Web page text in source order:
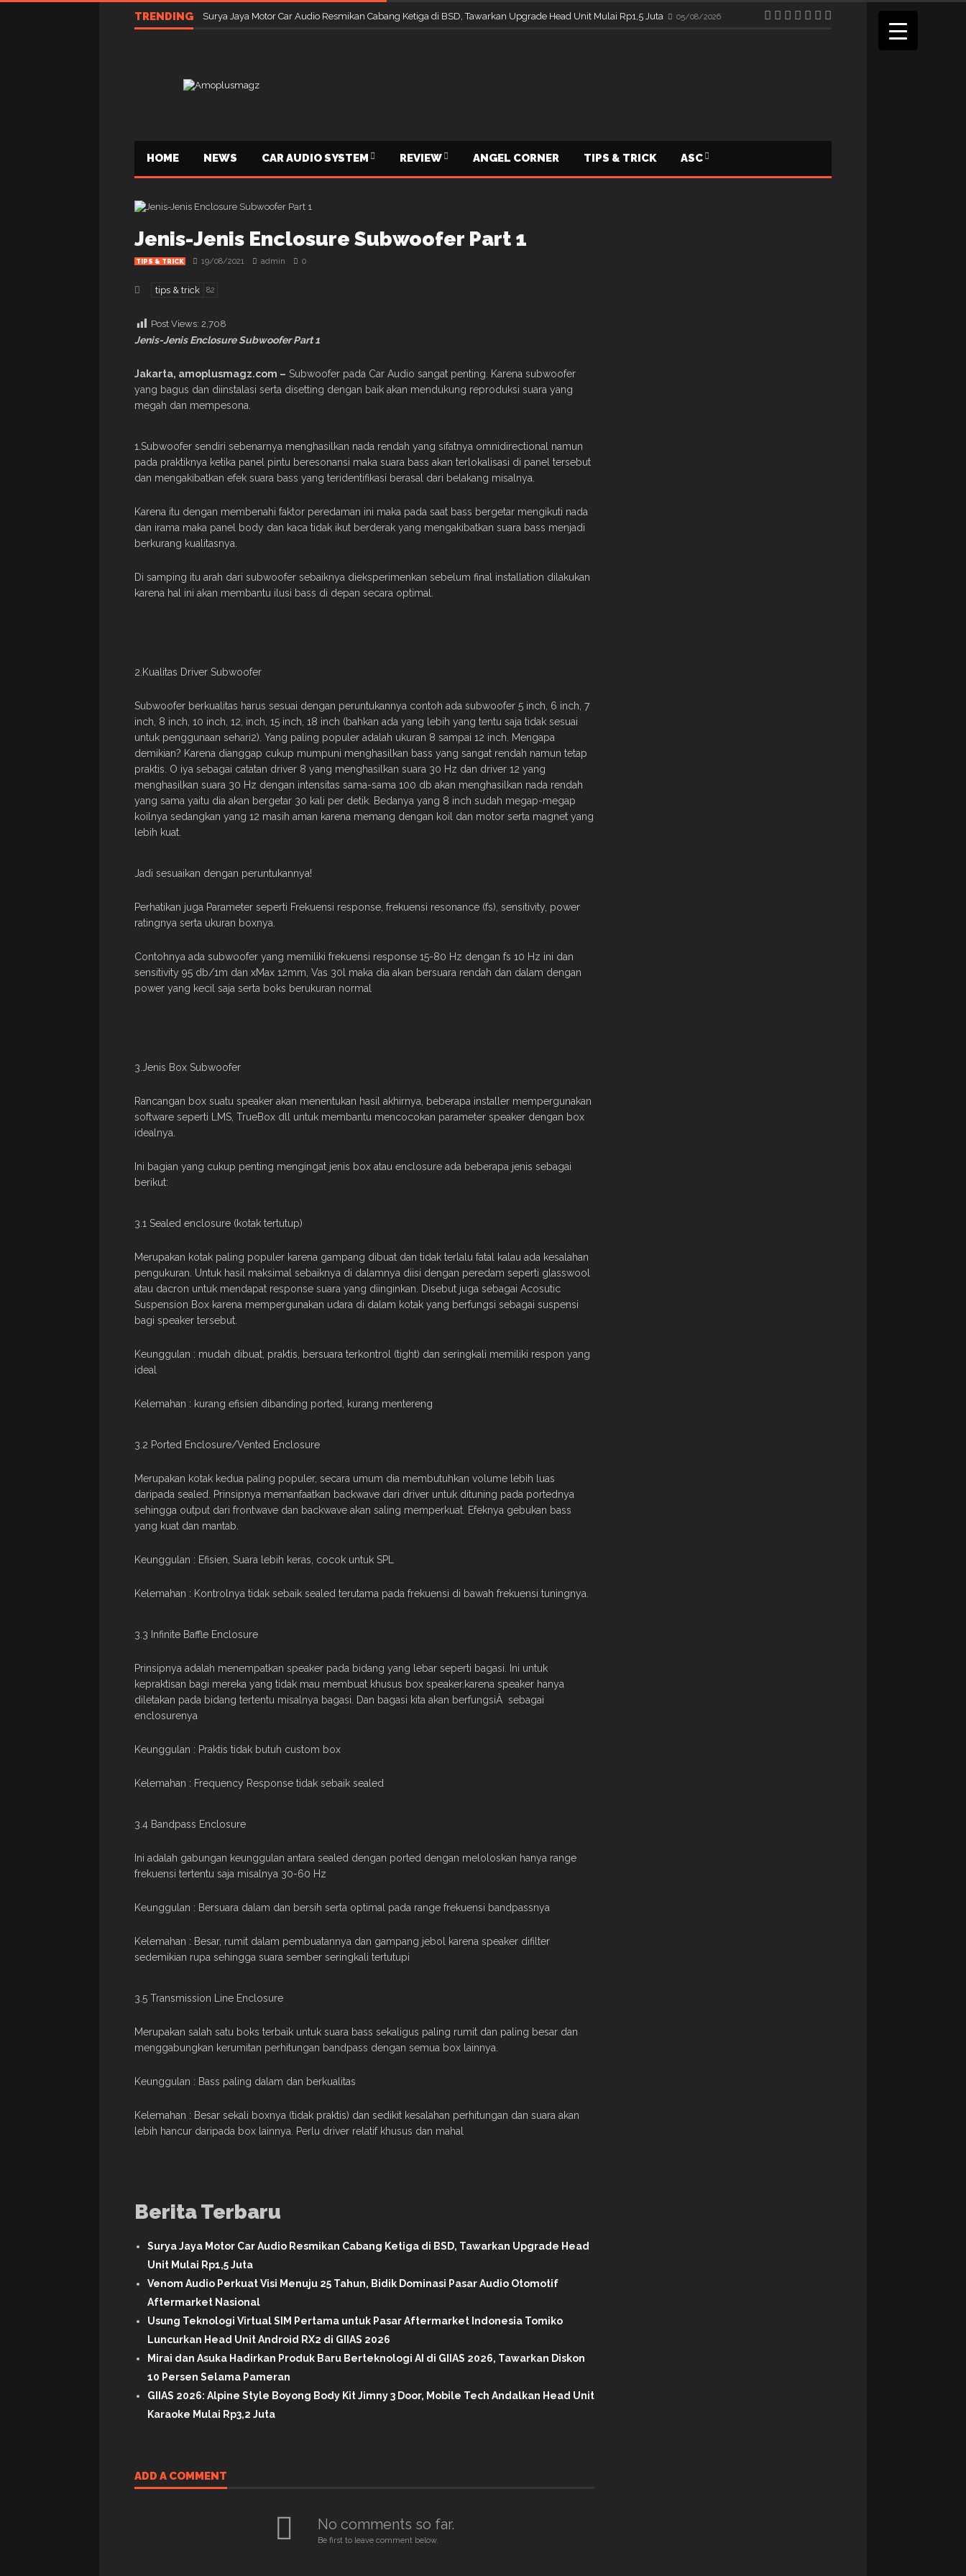
TRENDING Surya Jaya Motor Car Audio Resmikan Cabang Ketiga di BSD, Tawarkan Upgrade Head Unit Mulai Rp1,5 Juta 05/08/2026
HOME NEWS CAR AUDIO SYSTEM REVIEW ANGEL CORNER TIPS & TRICK ASC
Jenis-Jenis Enclosure Subwoofer Part 1
TIPS & TRICK 19/08/2021 admin 0
tips & trick 82
Post Views: 2,708
Jenis-Jenis Enclosure Subwoofer Part 1
Jakarta, amoplusmagz.com – Subwoofer pada Car Audio sangat penting. Karena subwoofer
yang bagus dan diinstalasi serta disetting dengan baik akan mendukung reproduksi suara yang
megah dan mempesona.
1.Subwoofer sendiri sebenarnya menghasilkan nada rendah yang sifatnya omnidirectional namun
pada praktiknya ketika panel pintu beresonansi maka suara bass akan terlokalisasi di panel tersebut
dan mengakibatkan efek suara bass yang teridentifikasi berasal dari belakang misalnya.
Karena itu dengan membenahi faktor peredaman ini maka pada saat bass bergetar mengikuti nada
dan irama maka panel body dan kaca tidak ikut berderak yang mengakibatkan suara bass menjadi
berkurang kualitasnya.
Di samping itu arah dari subwoofer sebaiknya dieksperimenkan sebelum final installation dilakukan
karena hal ini akan membantu ilusi bass di depan secara optimal.
2.Kualitas Driver Subwoofer
Subwoofer berkualitas harus sesuai dengan peruntukannya contoh ada subwoofer 5 inch, 6 inch, 7
inch, 8 inch, 10 inch, 12, inch, 15 inch, 18 inch (bahkan ada yang lebih yang tentu saja tidak sesuai
untuk penggunaan sehari2). Yang paling populer adalah ukuran 8 sampai 12 inch. Mengapa
demikian? Karena dianggap cukup mumpuni menghasilkan bass yang sangat rendah namun tetap
praktis. O iya sebagai catatan driver 8 yang menghasilkan suara 30 Hz dan driver 12 yang
menghasilkan suara 30 Hz dengan intensitas sama-sama 100 db akan menghasilkan nada rendah
yang sama yaitu dia akan bergetar 30 kali per detik. Bedanya yang 8 inch sudah megap-megap
koilnya sedangkan yang 12 masih aman karena memang dengan koil dan motor serta magnet yang
lebih kuat.
Jadi sesuaikan dengan peruntukannya!
Perhatikan juga Parameter seperti Frekuensi response, frekuensi resonance (fs), sensitivity, power
ratingnya serta ukuran boxnya.
Contohnya ada subwoofer yang memiliki frekuensi response 15-80 Hz dengan fs 10 Hz ini dan
sensitivity 95 db/1m dan xMax 12mm, Vas 30l maka dia akan bersuara rendah dan dalam dengan
power yang kecil saja serta boks berukuran normal
3.Jenis Box Subwoofer
Rancangan box suatu speaker akan menentukan hasil akhirnya, beberapa installer mempergunakan
software seperti LMS, TrueBox dll untuk membantu mencocokan parameter speaker dengan box
idealnya.
Ini bagian yang cukup penting mengingat jenis box atau enclosure ada beberapa jenis sebagai
berikut:
3.1 Sealed enclosure (kotak tertutup)
Merupakan kotak paling populer karena gampang dibuat dan tidak terlalu fatal kalau ada kesalahan
pengukuran. Untuk hasil maksimal sebaiknya di dalamnya diisi dengan peredam seperti glasswool
atau dacron untuk mendapat response suara yang diinginkan. Disebut juga sebagai Acosutic
Suspension Box karena mempergunakan udara di dalam kotak yang berfungsi sebagai suspensi
bagi speaker tersebut.
Keunggulan : mudah dibuat, praktis, bersuara terkontrol (tight) dan seringkali memiliki respon yang
ideal
Kelemahan : kurang efisien dibanding ported, kurang mentereng
3.2 Ported Enclosure/Vented Enclosure
Merupakan kotak kedua paling populer, secara umum dia membutuhkan volume lebih luas
daripada sealed. Prinsipnya memanfaatkan backwave dari driver untuk dituning pada portednya
sehingga output dari frontwave dan backwave akan saling memperkuat. Efeknya gebukan bass
yang kuat dan mantab.
Keunggulan : Efisien, Suara lebih keras, cocok untuk SPL
Kelemahan : Kontrolnya tidak sebaik sealed terutama pada frekuensi di bawah frekuensi tuningnya.
3.3 Infinite Baffle Enclosure
Prinsipnya adalah menempatkan speaker pada bidang yang lebar seperti bagasi. Ini untuk
kepraktisan bagi mereka yang tidak mau membuat khusus box speaker.karena speaker hanya
diletakan pada bidang tertentu misalnya bagasi. Dan bagasi kita akan berfungsiÂ sebagai
enclosurenya
Keunggulan : Praktis tidak butuh custom box
Kelemahan : Frequency Response tidak sebaik sealed
3.4 Bandpass Enclosure
Ini adalah gabungan keunggulan antara sealed dengan ported dengan meloloskan hanya range
frekuensi tertentu saja misalnya 30-60 Hz
Keunggulan : Bersuara dalam dan bersih serta optimal pada range frekuensi bandpassnya
Kelemahan : Besar, rumit dalam pembuatannya dan gampang jebol karena speaker difilter
sedemikian rupa sehingga suara sember seringkali tertutupi
3.5 Transmission Line Enclosure
Merupakan salah satu boks terbaik untuk suara bass sekaligus paling rumit dan paling besar dan
menggabungkan kerumitan perhitungan bandpass dengan semua box lainnya.
Keunggulan : Bass paling dalam dan berkualitas
Kelemahan : Besar sekali boxnya (tidak praktis) dan sedikit kesalahan perhitungan dan suara akan
lebih hancur daripada box lainnya. Perlu driver relatif khusus dan mahal
Berita Terbaru
Surya Jaya Motor Car Audio Resmikan Cabang Ketiga di BSD, Tawarkan Upgrade Head
Unit Mulai Rp1,5 Juta
Venom Audio Perkuat Visi Menuju 25 Tahun, Bidik Dominasi Pasar Audio Otomotif
Aftermarket Nasional
Usung Teknologi Virtual SIM Pertama untuk Pasar Aftermarket Indonesia Tomiko
Luncurkan Head Unit Android RX2 di GIIAS 2026
Mirai dan Asuka Hadirkan Produk Baru Berteknologi AI di GIIAS 2026, Tawarkan Diskon
10 Persen Selama Pameran
GIIAS 2026: Alpine Style Boyong Body Kit Jimny 3 Door, Mobile Tech Andalkan Head Unit
Karaoke Mulai Rp3,2 Juta
ADD A COMMENT
No comments so far.
Be first to leave comment below.